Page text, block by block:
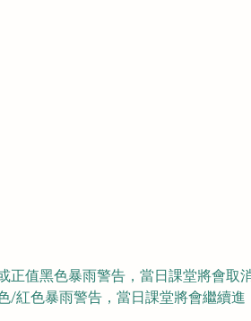
值黑色暴雨警告，當日課堂將會取消
/紅色暴雨警告，當日課堂將會繼續進